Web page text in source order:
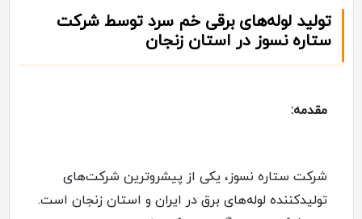
تولید لوله‌های برقی خم سرد توسط شرکت
ستاره نسوز در استان زنجان
مقدمه:
شرکت ستاره نسوز، یکی از پیشروترین شرکت‌های
تولیدکننده لوله‌های برق در ایران و استان زنجان است.